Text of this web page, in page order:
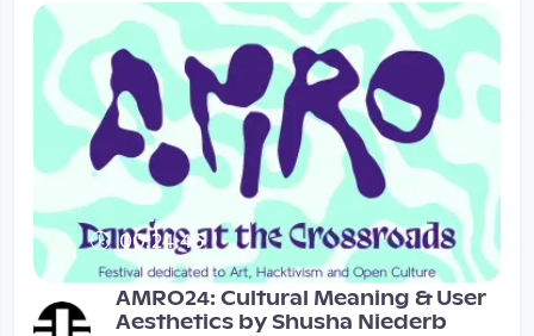
00:24:46
AMRO24: Cultural Meaning & User
Aesthetics by Shusha Niederb